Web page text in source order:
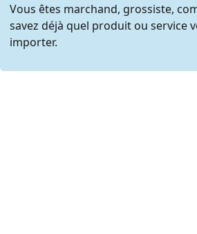
Vous êtes marchand, grossiste,
savez déjà quel produit ou service
importer.